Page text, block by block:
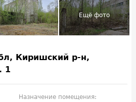
Киришский р-н,
1
Назначение помещения: